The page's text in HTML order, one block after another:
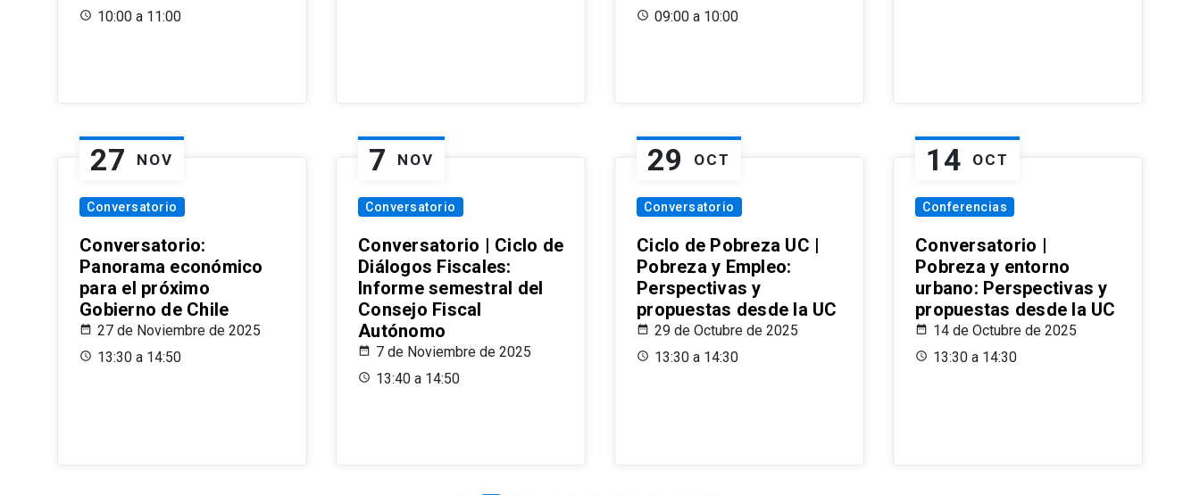
10:00 a 11:00
09:00 a 10:00
27 NOV
Conversatorio
Conversatorio:
Panorama económico
para el próximo
Gobierno de Chile
27 de Noviembre de 2025
13:30 a 14:50
7 NOV
Conversatorio
Conversatorio | Ciclo de
Diálogos Fiscales:
Informe semestral del
Consejo Fiscal
Autónomo
7 de Noviembre de 2025
13:40 a 14:50
29 OCT
Conversatorio
Ciclo de Pobreza UC |
Pobreza y Empleo:
Perspectivas y
propuestas desde la UC
29 de Octubre de 2025
13:30 a 14:30
14 OCT
Conferencias
Conversatorio |
Pobreza y entorno
urbano: Perspectivas y
propuestas desde la UC
14 de Octubre de 2025
13:30 a 14:30